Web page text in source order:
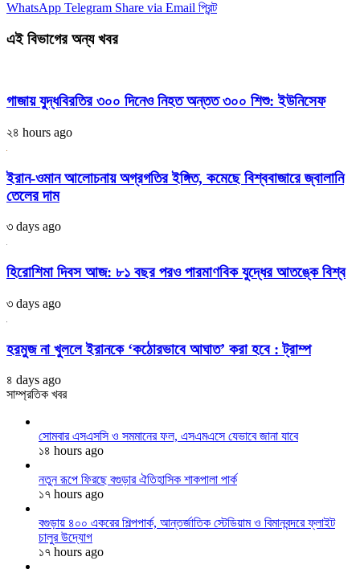
WhatsApp Telegram Share via Email প্রিন্ট
এই বিভাগের অন্য খবর
গাজায় যুদ্ধবিরতির ৩০০ দিনেও নিহত অন্তত ৩০০ শিশু: ইউনিসেফ
২৪ hours ago
ইরান-ওমান আলোচনায় অগ্রগতির ইঙ্গিত, কমেছে বিশ্ববাজারে জ্বালানি
তেলের দাম
৩ days ago
হিরোশিমা দিবস আজ: ৮১ বছর পরও পারমাণবিক যুদ্ধের আতঙ্কে বিশ্ব
৩ days ago
হরমুজ না খুললে ইরানকে ‘কঠোরভাবে আঘাত’ করা হবে : ট্রাম্প
৪ days ago
সাম্প্রতিক খবর
সোমবার এসএসসি ও সমমানের ফল, এসএমএসে যেভাবে জানা যাবে
১৪ hours ago
নতুন রূপে ফিরছে বগুড়ার ঐতিহাসিক শাকপালা পার্ক
১৭ hours ago
বগুড়ায় ৪০০ একরের শিল্পপার্ক, আন্তর্জাতিক স্টেডিয়াম ও বিমানবন্দরে ফ্লাইট
চালুর উদ্যোগ
১৭ hours ago